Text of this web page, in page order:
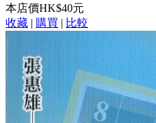
本店價HK$40元
收藏 | 購買 | 比較